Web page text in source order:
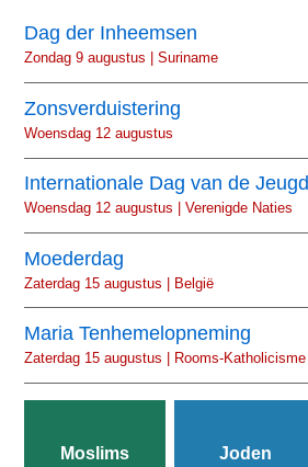
Dag der Inheemsen
Zondag 9 augustus | Suriname
Zonsverduistering
Woensdag 12 augustus
Internationale Dag van de Jeugd
Woensdag 12 augustus | Verenigde Naties
Moederdag
Zaterdag 15 augustus | België
Maria Tenhemelopneming
Zaterdag 15 augustus | Rooms-Katholicisme
Moslims Joden